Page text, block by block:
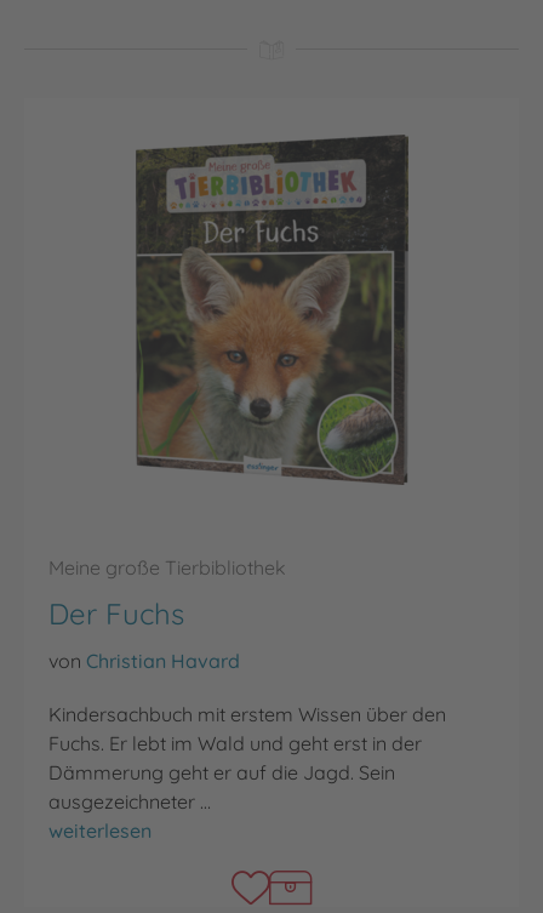
Meine große Tierbibliothek
Der Fuchs
von Christian Havard
Kindersachbuch mit erstem Wissen über den
Fuchs. Er lebt im Wald und geht erst in der
Dämmerung geht er auf die Jagd. Sein
ausgezeichneter …
Der Fuchs
weiterlesen